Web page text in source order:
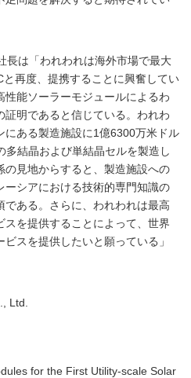
長は「われわれは海外市場で最大
再度、提携することに興奮してい
性能ソーラーモジュールによるわ
明であると信じている。われわ
にある製造施設に1億6300万米ドル
多結晶および単結晶セルを製造し
の見地からすると、製造施設への
ーシアにおける技術的専門知識の
ある。さらに、われわれは最高
を提供することによって、世界
スを提供したいと願っている」
Ltd.
for the First Utility-scale Solar